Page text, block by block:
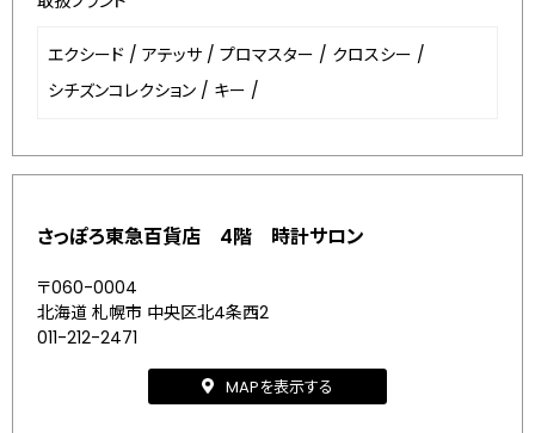
エクシード / アテッサ / プロマスター / クロスシー /
シチズンコレクション / キー /
さっぽろ東急百貨店 4階 時計サロン
〒060-0004
北海道 札幌市 中央区北4条西2
011-212-2471
MAPを表示する